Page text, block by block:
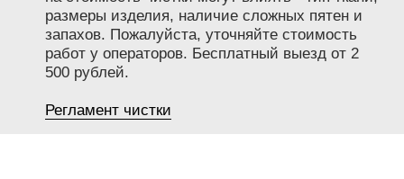
размеры изделия, наличие сложных пятен и
запахов. Пожалуйста, уточняйте стоимость
работ у операторов. Бесплатный выезд от 2
500 рублей.
Регламент чистки